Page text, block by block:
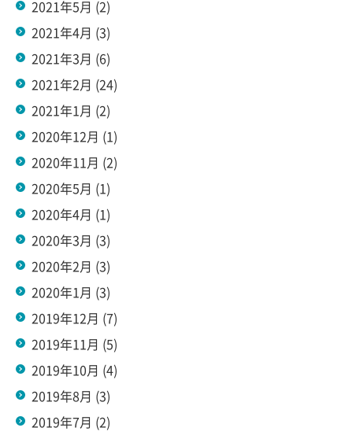
2021年5月 (2)
2021年4月 (3)
2021年3月 (6)
2021年2月 (24)
2021年1月 (2)
2020年12月 (1)
2020年11月 (2)
2020年5月 (1)
2020年4月 (1)
2020年3月 (3)
2020年2月 (3)
2020年1月 (3)
2019年12月 (7)
2019年11月 (5)
2019年10月 (4)
2019年8月 (3)
2019年7月 (2)